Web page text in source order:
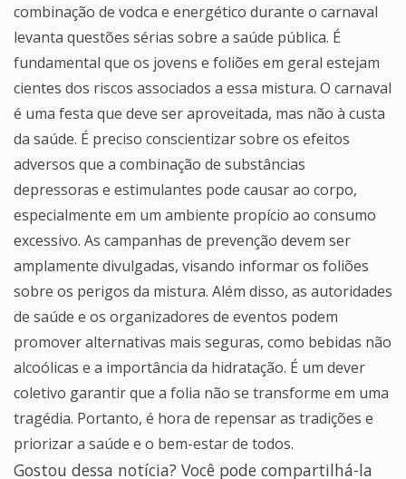
combinação de vodca e energético durante o carnaval
levanta questões sérias sobre a saúde pública. É
fundamental que os jovens e foliões em geral estejam
cientes dos riscos associados a essa mistura. O carnaval
é uma festa que deve ser aproveitada, mas não à custa
da saúde. É preciso conscientizar sobre os efeitos
adversos que a combinação de substâncias
depressoras e estimulantes pode causar ao corpo,
especialmente em um ambiente propício ao consumo
excessivo. As campanhas de prevenção devem ser
amplamente divulgadas, visando informar os foliões
sobre os perigos da mistura. Além disso, as autoridades
de saúde e os organizadores de eventos podem
promover alternativas mais seguras, como bebidas não
alcoólicas e a importância da hidratação. É um dever
coletivo garantir que a folia não se transforme em uma
tragédia. Portanto, é hora de repensar as tradições e
priorizar a saúde e o bem-estar de todos.
Gostou dessa notícia? Você pode compartilhá-la